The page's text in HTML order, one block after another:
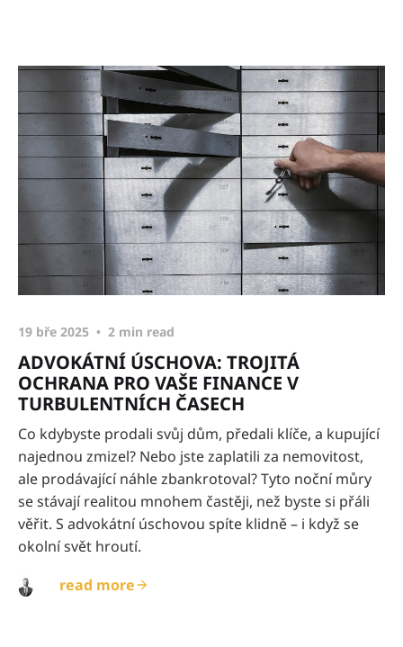
19 bře 2025 2 min read
ADVOKÁTNÍ ÚSCHOVA: TROJITÁ
OCHRANA PRO VAŠE FINANCE V
TURBULENTNÍCH ČASECH
Co kdybyste prodali svůj dům, předali klíče, a kupující
najednou zmizel? Nebo jste zaplatili za nemovitost,
ale prodávající náhle zbankrotoval? Tyto noční můry
se stávají realitou mnohem častěji, než byste si přáli
věřit. S advokátní úschovou spíte klidně – i když se
okolní svět hroutí.
read more